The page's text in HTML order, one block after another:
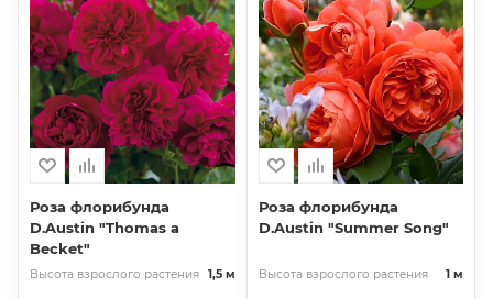
Роза флорибунда
D.Austin "Thomas a
Becket"
Высота взрослого растения 1,5 м
Роза флорибунда
D.Austin "Summer Song"
Высота взрослого растения 1 м